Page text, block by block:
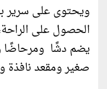
ويحتوى على سرير
الحصول على
يضم دشًا ومرحاضًا
صغير ومقعد نافذة